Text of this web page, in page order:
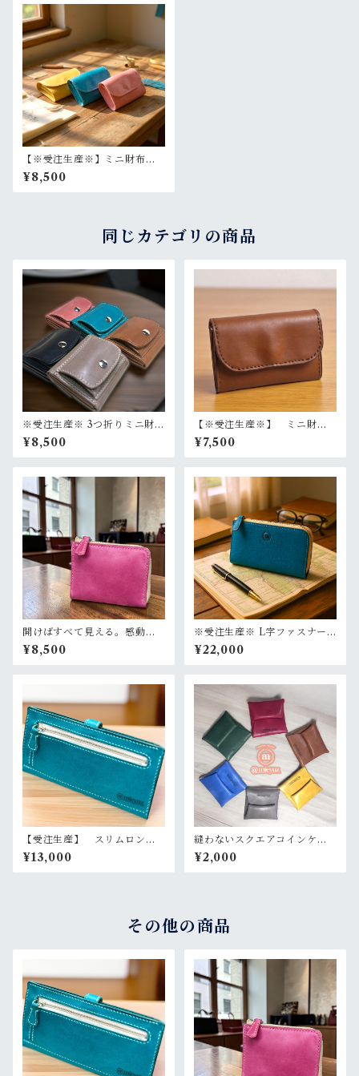
【※受注生産※】ミニ財布
本革 小さい財布 ギフト
旅行用 選べるカラー
¥8,500
同じカテゴリの商品
※受注生産※ 3つ折りミニ財
布 小さい財布 たつのレザ
ー 選べるカラー 選べるス
テッチカラー
¥8,500
【※受注生産※】 ミニ財
布 お札を折らずに収納 た
つのレザー 本革 コンパク
ト財布 選べるカラー
¥7,500
開けばすべて見える。感動の
ワンアクション財布 L字ファ
スナーハーフウォレット
¥8,500
※受注生産※ L字ファスナー
ロングウォレット
¥22,000
【受注生産】 スリムロング
ウォレット 長財布 たつの
レザー
¥13,000
縫わないスクエアコインケー
ス たつのレザー 国産レザ
ー 選べるカラー 本革
¥2,000
その他の商品